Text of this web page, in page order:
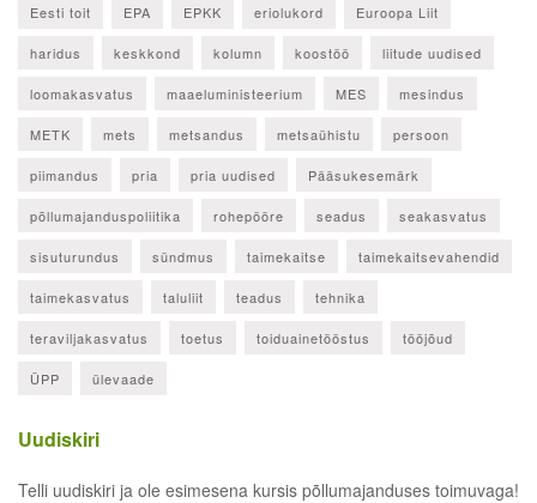
Eesti toit EPA EPKK eriolukord Euroopa Liit
haridus keskkond kolumn koostöö liitude uudised
loomakasvatus maaeluministeerium MES mesindus
METK mets metsandus metsaühistu persoon
piimandus pria pria uudised Pääsukesemärk
põllumajanduspoliitika rohepööre seadus seakasvatus
sisuturundus sündmus taimekaitse taimekaitsevahendid
taimekasvatus taluliit teadus tehnika
teraviljakasvatus toetus toiduainetööstus tööjõud
ÜPP ülevaade
Uudiskiri
Telli uudiskiri ja ole esimesena kursis põllumajanduses toimuvaga!